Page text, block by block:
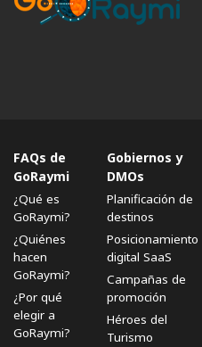
FAQs de
GoRaymi
¿Qué es
GoRaymi?
¿Quiénes
hacen
GoRaymi?
¿Por qué
elegir a
GoRaymi?
Gobiernos y
DMOs
Planificación de
destinos
Posicionamiento
digital SaaS
Campañas de
promoción
Héroes del
Turismo